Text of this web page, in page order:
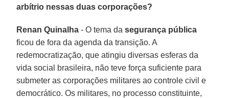
arbítrio nessas duas corporações?
Renan Quinalha - O tema dasegurança pública
ficou de fora da agenda da transição. A
redemocratização, que atingiu diversas esferas da
vida social brasileira, não teve força suficiente para
submeter as corporações militares ao controle civil e
democrático. Os militares, no processo constituinte,